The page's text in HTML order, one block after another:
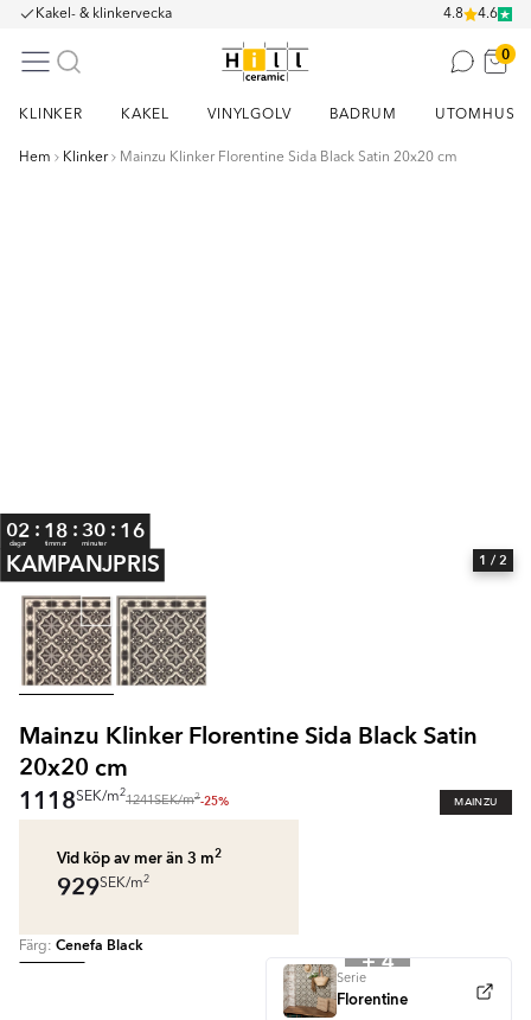
Kakel- & klinkervecka 4.8 4.6
0
KLINKER KAKEL VINYLGOLV BADRUM UTOMHUS
Hem Klinker Mainzu Klinker Florentine Sida Black Satin 20x20 cm
02
dagar
: 18
timmar
:30
minuter
: 16
KAMPANJPRIS 1 / 2
Mainzu Klinker Florentine Sida Black Satin
20x20 cm
1118SEK/m2
1241SEK/m2-25% MAINZU
Vid köp av mer än 3 m2
929SEK/m2
Färg: Cenefa Black
+ 4
Serie
Florentine